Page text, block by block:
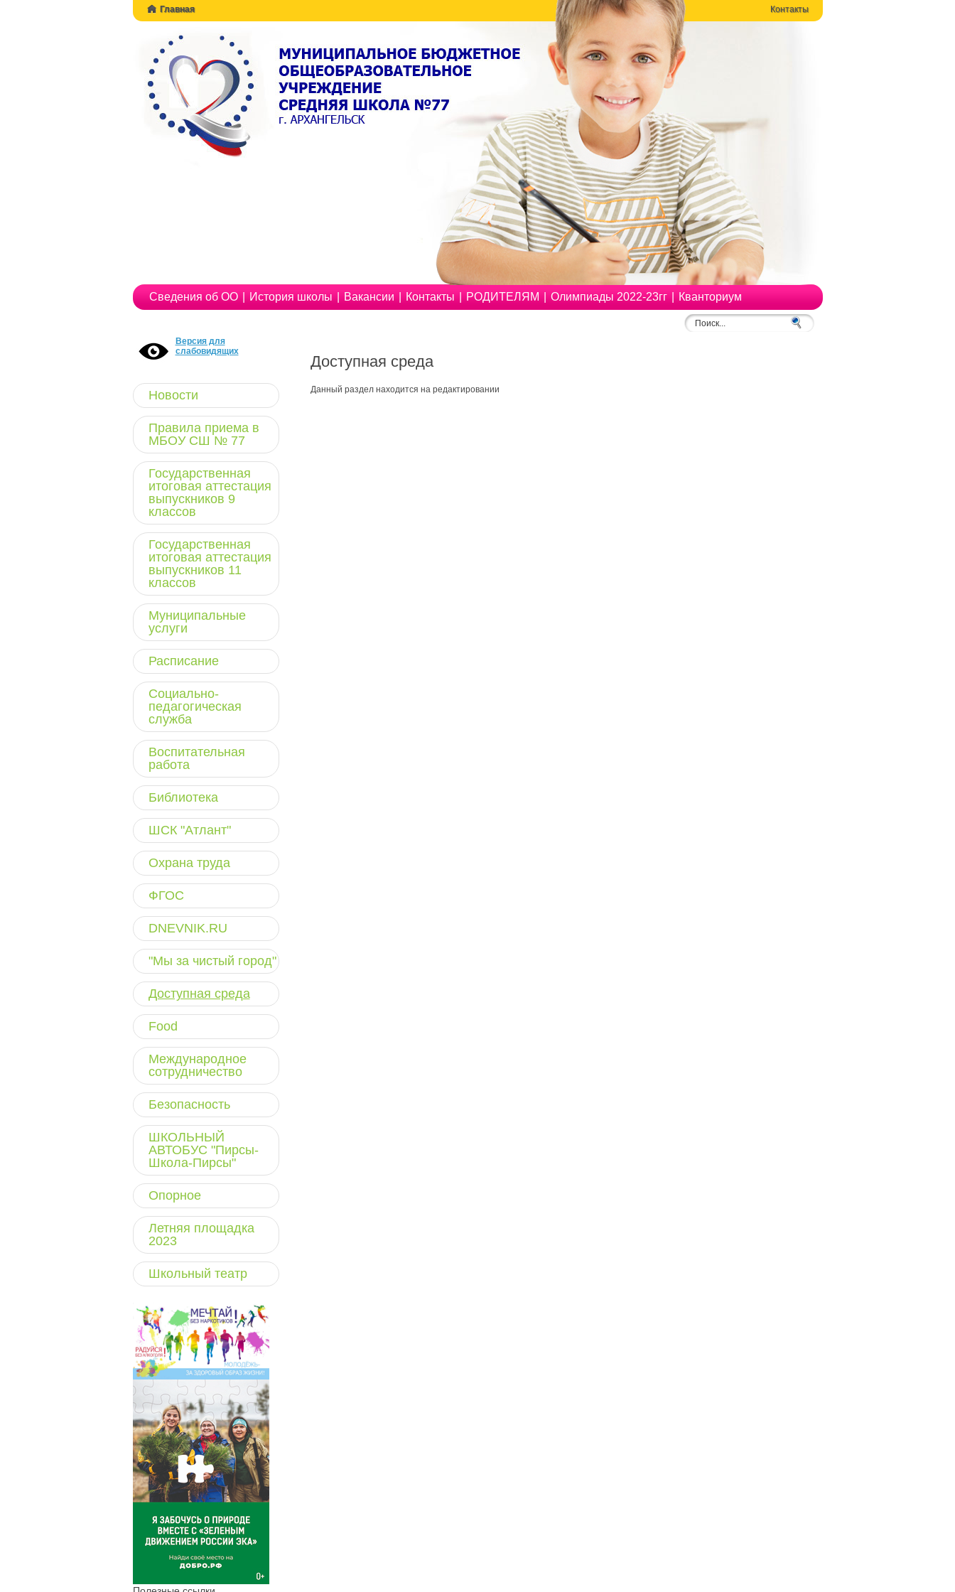
Главная Контакты
Сведения об ОО История школы Вакансии Контакты РОДИТЕЛЯМ Олимпиады 2022-23гг Кванториум
Доступная среда
Данный раздел находится на редактировании
Версия для
слабовидящих
Новости
Правила приема в
МБОУ СШ № 77
Государственная
итоговая аттестация
выпускников 9
классов
Государственная
итоговая аттестация
выпускников 11
классов
Муниципальные
услуги
Расписание
Социально-
педагогическая
служба
Воспитательная
работа
Библиотека
ШСК "Атлант"
Охрана труда
ФГОС
DNEVNIK.RU
"Мы за чистый город"
Доступная среда
Food
Международное
сотрудничество
Безопасность
ШКОЛЬНЫЙ
АВТОБУС "Пирсы-
Школа-Пирсы"
Опорное
Летняя площадка
2023
Школьный театр